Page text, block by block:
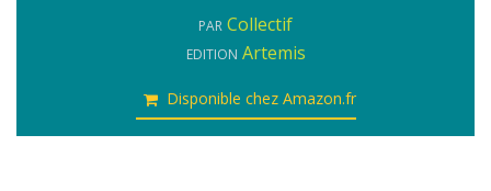
PAR Collectif
EDITION Artemis
Disponible chez Amazon.fr